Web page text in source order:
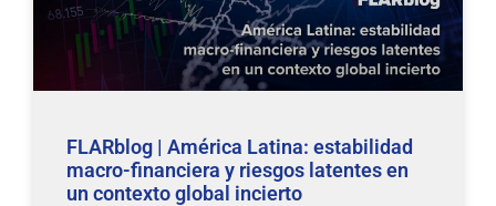
FLARblog | América Latina: estabilidad
macro-financiera y riesgos latentes en
un contexto global incierto